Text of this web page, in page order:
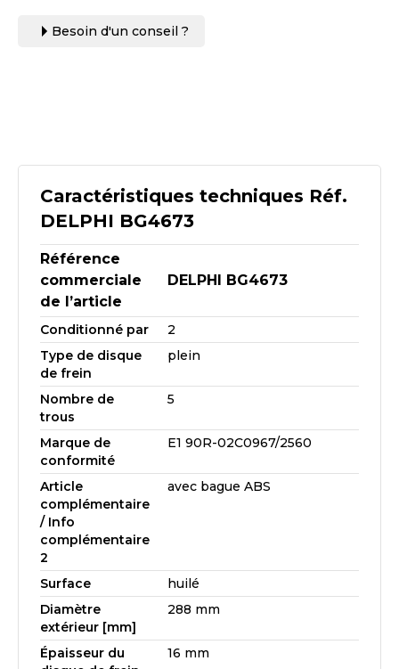
Caractéristiques techniques Réf.
DELPHI BG4673
Référence
commerciale
de l’article
DELPHI BG4673
Conditionné par
2
Type de disque
de frein
plein
Nombre de
trous
5
Marque de
conformité
E1 90R-02C0967/2560
Article
complémentaire
/ Info
complémentaire
2
avec bague ABS
Surface
huilé
Diamètre
extérieur [mm]
288 mm
Épaisseur du
16 mm
Besoin d'un conseil ?